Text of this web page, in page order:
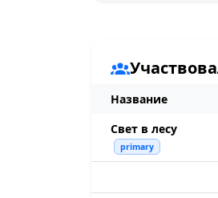
Название
Свет в лесу
primary